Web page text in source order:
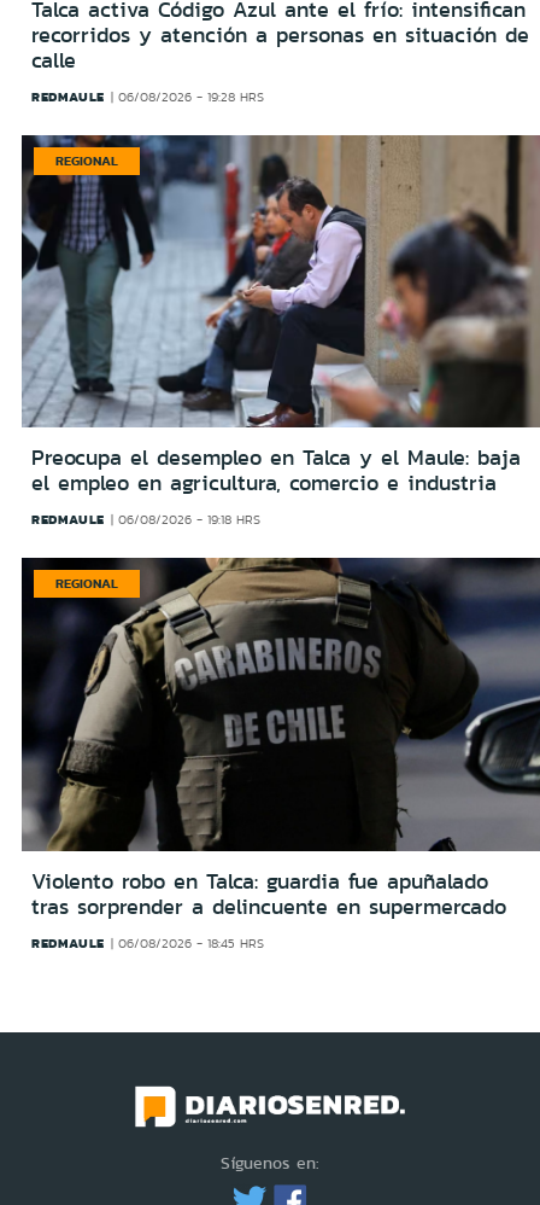
Talca activa Código Azul ante el frío: intensifican
recorridos y atención a personas en situación de
calle
REDMAULE 06/08/2026 - 19:28 HRS
REGIONAL
Preocupa el desempleo en Talca y el Maule: baja
el empleo en agricultura, comercio e industria
REDMAULE 06/08/2026 - 19:18 HRS
REGIONAL
Violento robo en Talca: guardia fue apuñalado
tras sorprender a delincuente en supermercado
REDMAULE 06/08/2026 - 18:45 HRS
Síguenos en: